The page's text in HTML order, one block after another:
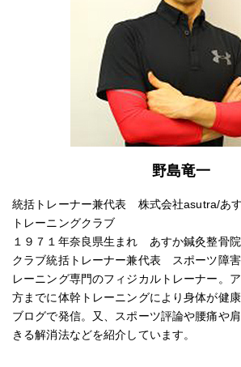
野島竜一
統括トレーナー兼代表 株式会社asutra/あ
トレーニングクラブ
１９７１年奈良県生まれ あすか鍼灸整骨
クラブ統括トレーナー兼代表 スポーツ障
レーニング専門のフィジカルトレーナー。
方までに体幹トレーニングにより身体が健
ブログで発信。又、スポーツ評論や腰痛や
きる解消法などを紹介しています。